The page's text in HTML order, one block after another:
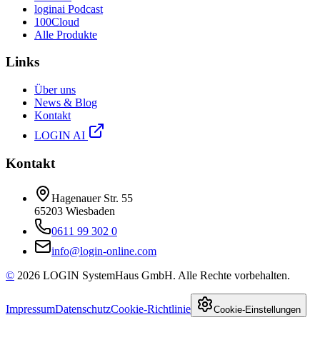
loginai Podcast
100Cloud
Alle Produkte
Links
Über uns
News & Blog
Kontakt
LOGIN AI
Kontakt
Hagenauer Str. 55
65203 Wiesbaden
0611 99 302 0
info@login-online.com
© 2026 LOGIN SystemHaus GmbH. Alle Rechte vorbehalten.
ImpressumDatenschutzCookie-Richtlinie Cookie-Einstellungen